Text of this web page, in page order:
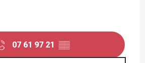
07 61 97 21 ▒▒